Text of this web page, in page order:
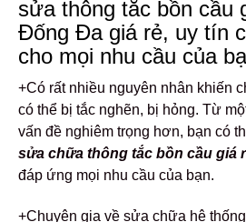
sửa thông tắc bồn cầu
Đống Đa giá rẻ, uy tín
cho mọi nhu cầu của
+Có rất nhiều nguyên nhân khiến
có thể bị tắc nghẽn, bị hỏng. Từ
vấn đề nghiêm trọng hơn, bạn có
sửa chữa thông tắc bồn cầu giá
đáp ứng mọi nhu cầu của bạn.
+Chuyên gia về sửa chữa hệ